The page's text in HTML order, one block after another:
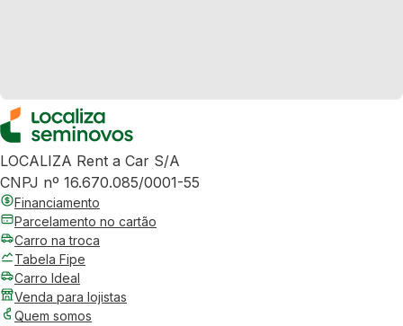
LOCALIZA Rent a Car S/A
CNPJ nº 16.670.085/0001-55
Financiamento
Parcelamento no cartão
Carro na troca
Tabela Fipe
Carro Ideal
Venda para lojistas
Quem somos